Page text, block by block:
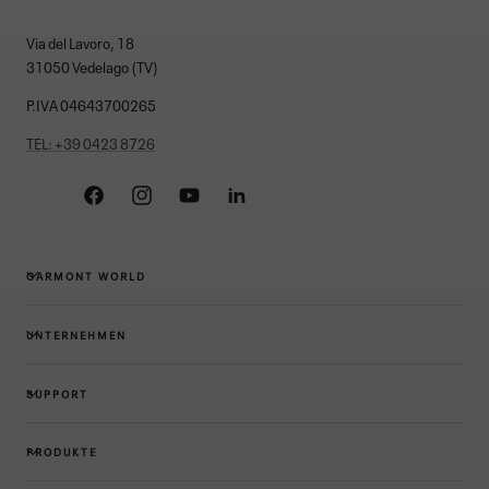
Via del Lavoro, 18
31050 Vedelago (TV)
P.IVA 04643700265
TEL: +39 0423 8726
FacebookInstagramYouTubeLinkedin
GARMONT WORLD
UNTERNEHMEN
SUPPORT
PRODUKTE